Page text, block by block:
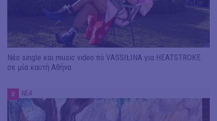
Νέο single και music video πό VASSIŁINA για HEATSTROKE
σε μία καυτή Αθήνα
# ΝΕΑ